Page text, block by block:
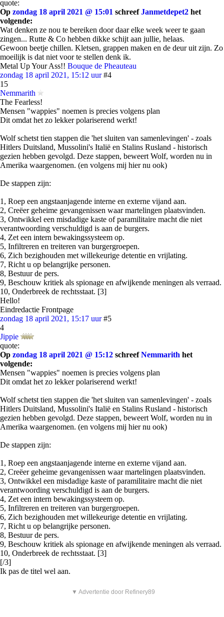
quote:
Op zondag 18 april 2021 @ 15:01 schreefJanmetdepet2 het
volgende:
Wat denken ze nou te bereiken door daar elke week weer te gaan
zingen... Rutte & Co hebben dikke schijt aan jullie, helaas.
Gewoon beetje chillen. Kletsen, grappen maken en de deur uit zijn. Zo
moeilijk is dat niet voor te stellen denk ik.
Metal Up Your Ass!! Bouque de Pheauteau
zondag 18 april 2021, 15:12 uur #4
15
Nemmarith
The Fearless!
Mensen "wappies" noemen is precies volgens plan
Dit omdat het zo lekker polariserend werkt!
Wolf schetst tien stappen die 'het sluiten van samenlevingen' - zoals
Hitlers Duitsland, Mussolini's Italië en Stalins Rusland - historisch
gezien hebben gevolgd. Deze stappen, beweert Wolf, worden nu in
Amerika waargenomen. (en volgens mij hier nu ook)
De stappen zijn:
1, Roep een angstaanjagende interne en externe vijand aan.
2, Creëer geheime gevangenissen waar martelingen plaatsvinden.
3, Ontwikkel een misdadige kaste of paramilitaire macht die niet
verantwoording verschuldigd is aan de burgers.
4, Zet een intern bewakingssysteem op.
5, Infiltreren en treiteren van burgergroepen.
6, Zich bezighouden met willekeurige detentie en vrijlating.
7, Richt u op belangrijke personen.
8, Bestuur de pers.
9, Beschouw kritiek als spionage en afwijkende meningen als verraad.
10, Onderbreek de rechtsstaat. [3]
Hello!
Eindredactie Frontpage
zondag 18 april 2021, 15:17 uur #5
4
Jippie
quote:
Op zondag 18 april 2021 @ 15:12 schreefNemmarith het
volgende:
Mensen "wappies" noemen is precies volgens plan
Dit omdat het zo lekker polariserend werkt!
Wolf schetst tien stappen die 'het sluiten van samenlevingen' - zoals
Hitlers Duitsland, Mussolini's Italië en Stalins Rusland - historisch
gezien hebben gevolgd. Deze stappen, beweert Wolf, worden nu in
Amerika waargenomen. (en volgens mij hier nu ook)
De stappen zijn:
1, Roep een angstaanjagende interne en externe vijand aan.
2, Creëer geheime gevangenissen waar martelingen plaatsvinden.
3, Ontwikkel een misdadige kaste of paramilitaire macht die niet
verantwoording verschuldigd is aan de burgers.
4, Zet een intern bewakingssysteem op.
5, Infiltreren en treiteren van burgergroepen.
6, Zich bezighouden met willekeurige detentie en vrijlating.
7, Richt u op belangrijke personen.
8, Bestuur de pers.
9, Beschouw kritiek als spionage en afwijkende meningen als verraad.
10, Onderbreek de rechtsstaat. [3]
[/3]
Ik pas de titel wel aan.
▼ Advertentie door Refinery89